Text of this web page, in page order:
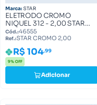
Marca:STAR
ELETRODO CROMO
NIQUEL 312 - 2,00 STAR
CROMO 2,00
Cód.:46555
Ref.:STAR CROMO 2,00
R$ 104,99
9% OFF
Adicionar